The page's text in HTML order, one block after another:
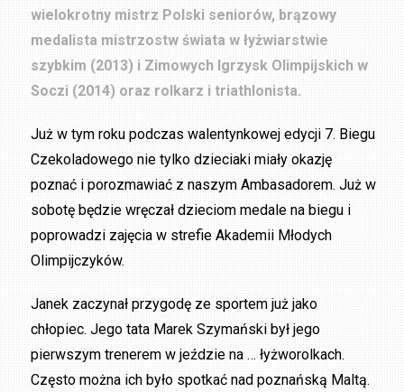
wielokrotny mistrz Polski seniorów, brązowy
medalista mistrzostw świata w łyżwiarstwie
szybkim (2013) i Zimowych Igrzysk Olimpijskich w
Soczi (2014) oraz rolkarz i triathlonista.
Już w tym roku podczas walentynkowej edycji 7. Biegu
Czekoladowego nie tylko dzieciaki miały okazję
poznać i porozmawiać z naszym Ambasadorem. Już w
sobotę będzie wręczał dzieciom medale na biegu i
poprowadzi zajęcia w strefie Akademii Młodych
Olimpijczyków.
Janek zaczynał przygodę ze sportem już jako
chłopiec. Jego tata Marek Szymański był jego
pierwszym trenerem w jeździe na … łyżworolkach.
Często można ich było spotkać nad poznańską Maltą.